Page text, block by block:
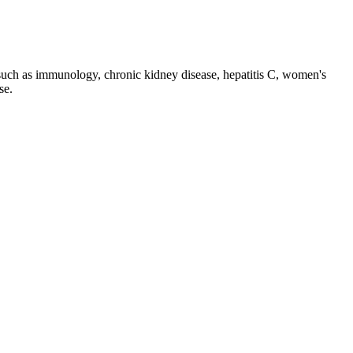
as immunology, chronic kidney disease, hepatitis C, women's